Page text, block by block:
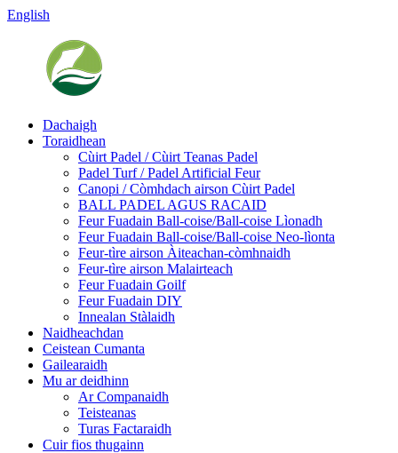
English
Dachaigh
Toraidhean
Cùirt Padel / Cùirt Teanas Padel
Padel Turf / Padel Artificial Feur
Canopi / Còmhdach airson Cùirt Padel
BALL PADEL AGUS RACAID
Feur Fuadain Ball-coise/Ball-coise Lìonadh
Feur Fuadain Ball-coise/Ball-coise Neo-lìonta
Feur-tìre airson Àiteachan-còmhnaidh
Feur-tìre airson Malairteach
Feur Fuadain Goilf
Feur Fuadain DIY
Innealan Stàlaidh
Naidheachdan
Ceistean Cumanta
Gailearaidh
Mu ar deidhinn
Ar Companaidh
Teisteanas
Turas Factaraidh
Cuir fios thugainn